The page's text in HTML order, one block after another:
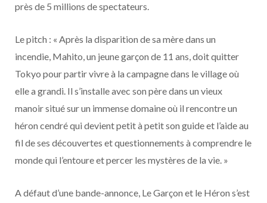
près de 5 millions de spectateurs.
Le pitch : « Après la disparition de sa mère dans un
incendie, Mahito, un jeune garçon de 11 ans, doit quitter
Tokyo pour partir vivre à la campagne dans le village où
elle a grandi. Il s’installe avec son père dans un vieux
manoir situé sur un immense domaine où il rencontre un
héron cendré qui devient petit à petit son guide et l’aide au
fil de ses découvertes et questionnements à comprendre le
monde qui l’entoure et percer les mystères de la vie. »
A défaut d’une bande-annonce, Le Garçon et le Héron s’est